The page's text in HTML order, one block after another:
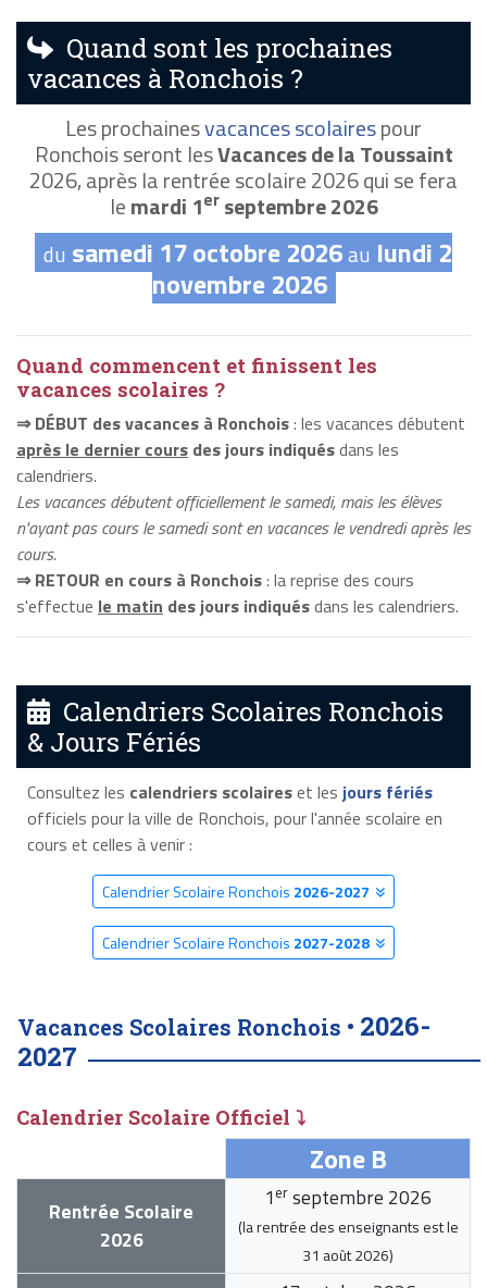
Quand sont les prochaines
vacances à Ronchois ?
Les prochainesvacances scolairespour
Ronchois seront lesVacances de la Toussaint
2026, après la rentrée scolaire 2026 qui se fera
lemardi 1erseptembre 2026
du samedi 17 octobre 2026au lundi 2
novembre 2026
Quand commencent et finissent les
vacances scolaires ?
⇒ DÉBUT des vacances à Ronchois: les vacances débutent
après le dernier cours des jours indiquésdans les
calendriers.
Les vacances débutent officiellement le samedi, mais les élèves
n'ayant pas cours le samedi sont en vacances le vendredi après les
cours.
⇒ RETOUR en cours à Ronchois: la reprise des cours
s'effectue le matin des jours indiquésdans les calendriers.
Calendriers Scolaires Ronchois
& Jours Fériés
Consultez les calendriers scolaireset les jours fériés
officiels pour la ville de Ronchois, pour l'année scolaire en
cours et celles à venir :
Calendrier Scolaire Ronchois 2026-2027
Calendrier Scolaire Ronchois 2027-2028
Vacances Scolaires Ronchois • 2026-
2027
Calendrier Scolaire Officiel ⤵
Zone B
Rentrée Scolaire
2026
1 er septembre 2026
(la rentrée des enseignants est le
31 août 2026)